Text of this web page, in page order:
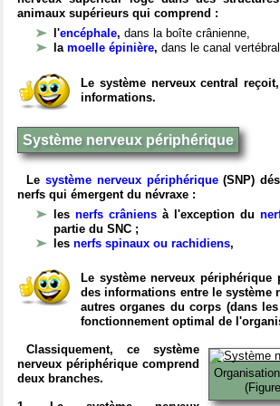
animaux supérieurs qui comprend :
l'encéphale, dans la boîte crânienne,
la moelle épinière, dans le canal
Le système nerveux central
informations.
Système nerveux périphérique
Le système nerveux périphérique(SNP)
nerfs qui émergent du névraxe :
les nerfs crâniens à l'exception du
partie du SNC ;
les nerfs spinaux ou rachidiens,
Le système nerveux
des informations entre le système
autres organes du corps (dans
fonctionnement optimal de
Classiquement, ce système
nerveux périphérique comprend
deux branches.